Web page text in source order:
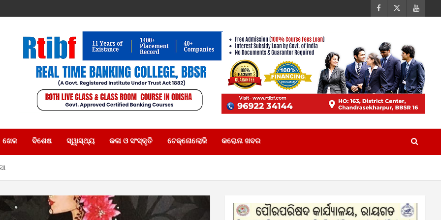
ଖେଳ ବିଶେଷ ସ୍ୱାସ୍ଥ୍ୟ କଳା ଓ ସଂସ୍କୃତି ଟେକ୍ନୋଲୋଜି କରୋନା ଖବର